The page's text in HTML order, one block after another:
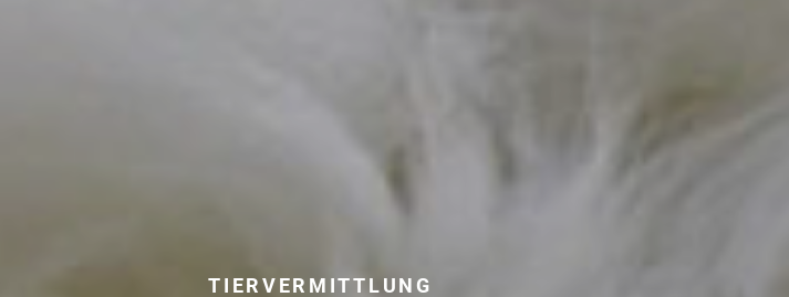
TIERVERMITTLUNG